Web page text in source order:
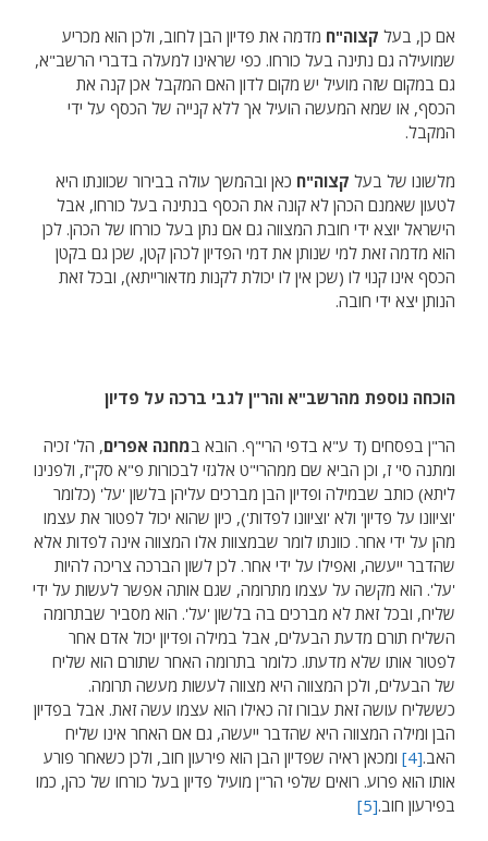
אם כן, בעל קצוה"ח מדמה את פדיון הבן לחוב, ולכן הוא מכריע
שמועילה גם נתינה בעל כורחו. כפי שראינו למעלה בדברי הרשב"א,
גם במקום שזה מועיל יש מקום לדון האם המקבל אכן קנה את
הכסף, או שמא המעשה הועיל אך ללא קנייה של הכסף על ידי
המקבל.
מלשונו של בעל קצוה"ח כאן ובהמשך עולה בבירור שכוונתו היא
לטעון שאמנם הכהן לא קונה את הכסף בנתינה בעל כורחו, אבל
הישראל יוצא ידי חובת המצווה גם אם נתן בעל כורחו של הכהן. לכן
הוא מדמה זאת למי שנותן את דמי הפדיון לכהן קטן, שכן גם בקטן
הכסף אינו קנוי לו (שכן אין לו יכולת לקנות מדאורייתא), ובכל זאת
הנותן יצא ידי חובה.
הוכחה נוספת מהרשב"א והר"ן לגבי ברכה על פדיון
הר"ן בפסחים (ד ע"א בדפי הרי"ף. הובא במחנה אפרים, הל' זכיה
ומתנה סי' ז, וכן הביא שם ממהרי"ט אלגזי לבכורות פ"א סק"ז, ולפנינו
ליתא) כותב שבמילה ופדיון הבן מברכים עליהן בלשון 'על' (כלומר
'וציוונו על פדיון' ולא 'וציוונו לפדות'), כיון שהוא יכול לפטור את עצמו
מהן על ידי אחר. כוונתו לומר שבמצוות אלו המצווה אינה לפדות אלא
שהדבר ייעשה, ואפילו על ידי אחר. לכן לשון הברכה צריכה להיות
'על'. הוא מקשה על עצמו מתרומה, שגם אותה אפשר לעשות על ידי
שליח, ובכל זאת לא מברכים בה בלשון 'על'. הוא מסביר שבתרומה
השליח תורם מדעת הבעלים, אבל במילה ופדיון יכול אדם אחר
לפטור אותו שלא מדעתו. כלומר בתרומה האחר שתורם הוא שליח
של הבעלים, ולכן המצווה היא מצווה לעשות מעשה תרומה.
כששליח עושה זאת עבורו זה כאילו הוא עצמו עשה זאת. אבל בפדיון
הבן ומילה המצווה היא שהדבר ייעשה, גם אם האחר אינו שליח
האב.[4]
ומכאן ראיה שפדיון הבן הוא פירעון חוב, ולכן כשאחר פורע
אותו הוא פרוע. רואים שלפי הר"ן מועיל פדיון בעל כורחו של כהן, כמו
בפירעון חוב.[5]